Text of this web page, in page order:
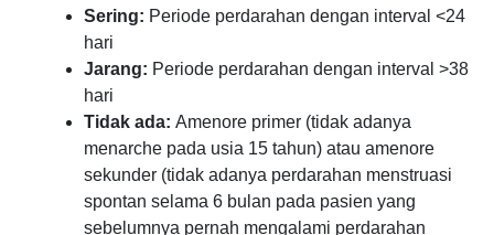
Sering: Periode perdarahan dengan interval <24
hari
Jarang: Periode perdarahan dengan interval >38
hari
Tidak ada: Amenore primer (tidak adanya
menarche pada usia 15 tahun) atau amenore
sekunder (tidak adanya perdarahan menstruasi
spontan selama 6 bulan pada pasien yang
sebelumnya pernah mengalami perdarahan